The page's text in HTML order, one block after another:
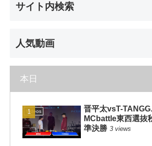
サイト内検索
人気動画
本日
Videos
晋平太vsT-
MCbattle東西選抜
準決勝 3 views